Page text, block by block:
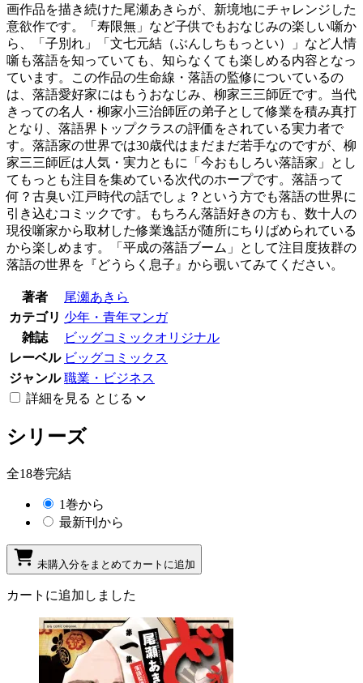
画作品を描き続けた尾瀬あきらが、新境地にチャレンジした
意欲作です。「寿限無」など子供でもおなじみの楽しい噺か
ら、「子別れ」「文七元結（ぶんしちもっとい）」など人情
噺も落語を知っていても、知らなくても楽しめる内容となっ
ています。この作品の生命線・落語の監修についているの
は、落語愛好家にはもうおなじみ、柳家三三師匠です。当代
きっての名人・柳家小三治師匠の弟子として修業を積み真打
となり、落語界トップクラスの評価をされている実力者で
す。落語家の世界では30歳代はまだまだ若手なのですが、柳
家三三師匠は人気・実力ともに「今おもしろい落語家」とし
てもっとも注目を集めている次代のホープです。落語って
何？古臭い江戸時代の話でしょ？という方でも落語の世界に
引き込むコミックです。もちろん落語好きの方も、数十人の
現役噺家から取材した修業逸話が随所にちりばめられている
から楽しめます。「平成の落語ブーム」として注目度抜群の
落語の世界を『どうらく息子』から覗いてみてください。
著者
尾瀬あきら
カテゴリ 少年・青年マンガ
雑誌
ビッグコミックオリジナル
レーベル ビッグコミックス
ジャンル 職業・ビジネス
詳細を見る とじる
シリーズ
全18巻完結
1巻から
最新刊から
未購入分をまとめてカートに追加
カートに追加しました